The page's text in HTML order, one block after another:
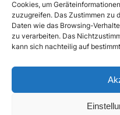
Cookies, um
zuzugreifen. Das Zustimmen zu
Daten wie das Browsing-
zu verarbeiten. Das
kann sich nachteilig auf
Supportzentrum
Nabla